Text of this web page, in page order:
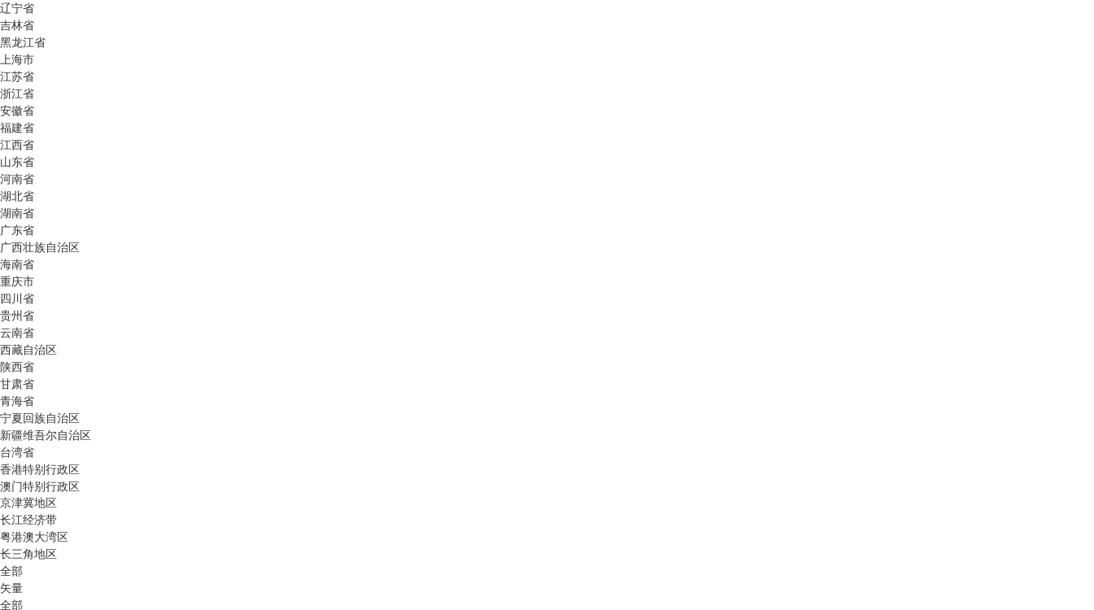
辽宁省
吉林省
黑龙江省
上海市
江苏省
浙江省
安徽省
福建省
江西省
山东省
河南省
湖北省
湖南省
广东省
广西壮族自治区
海南省
重庆市
四川省
贵州省
云南省
西藏自治区
陕西省
甘肃省
青海省
宁夏回族自治区
新疆维吾尔自治区
台湾省
香港特别行政区
澳门特别行政区
京津冀地区
长江经济带
粤港澳大湾区
长三角地区
全部
矢量
全部